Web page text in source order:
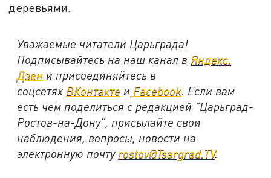
деревьями.
Уважаемые читатели Царьграда!
Подписывайтесь на наш канал вЯндекс.
Дзен и присоединяйтесь в
соцсетях ВКонтакте и Facebook. Если вам
есть чем поделиться с редакцией "Царьград-
Ростов-на-Дону", присылайте свои
наблюдения, вопросы, новости на
электронную почту rostov@Tsargrad.TV.